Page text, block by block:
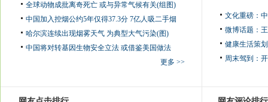
全球动物成批离奇死亡 或与异常气候有关(组图)
中国加入控烟公约5年仅得37.3分 7亿人吸二手烟
哈尔滨连续出现烟雾天气 为典型大气污染(图)
中国将对转基因生物安全立法 或借鉴美国做法
更多 >>
文化重磅：
微博话题：
健康生活策
周末驾到：